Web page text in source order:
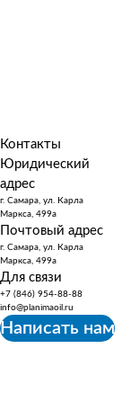
Контакты
Юридический
адрес
г. Самара, ул. Карла
Маркса, 499а
Почтовый адрес
г. Самара, ул. Карла
Маркса, 499а
Для связи
+7 (846) 954-88-88
info@planimaoil.ru
Написать нам